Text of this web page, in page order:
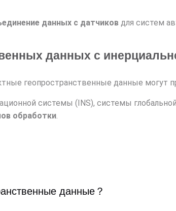
данных с датчиков для систем
данных с
геопространственные данные могут
системы (INS), системы
обработки
данные ？